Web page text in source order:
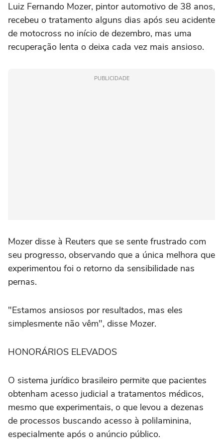
Luiz Fernando Mozer, pintor automotivo de 38 anos,
recebeu o tratamento alguns dias após seu acidente
de motocross no início de dezembro, mas uma
recuperação lenta o deixa cada vez mais ansioso.
PUBLICIDADE
Mozer disse à Reuters que se sente frustrado com
seu progresso, observando que a única melhora que
experimentou foi o retorno da sensibilidade nas
pernas.
"Estamos ansiosos por resultados, mas eles
simplesmente não vêm", disse Mozer.
HONORÁRIOS ELEVADOS
O sistema jurídico brasileiro permite que pacientes
obtenham acesso judicial a tratamentos médicos,
mesmo que experimentais, o que levou a dezenas
de processos buscando acesso à polilaminina,
especialmente após o anúncio público.